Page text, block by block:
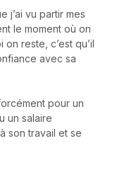
j’ai vu partir mes
le moment où on
reste, c’est qu’il
avec sa
pour un
un salaire
son travail et se